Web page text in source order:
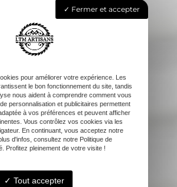
Fermer et accepter
pour améliorer votre expérience. Les
le bon fonctionnement du site, tandis
nous aident à comprendre comment vous
personnalisation et publicitaires permettent
à vos préférences et peuvent afficher
Vous contrôlez vos cookies via les
En continuant, vous acceptez notre
d'infos, consultez notre Politique de
Profitez pleinement de votre visite !
Tout accepter